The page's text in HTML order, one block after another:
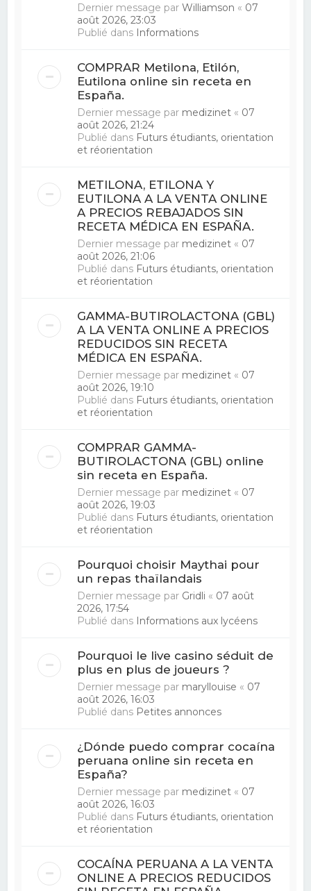
Dernier message parWilliamson « 07
août 2026, 23:03
Publié dans Informations
COMPRAR Metilona, ​​Etilón,
Eutilona online sin receta en
España.
Dernier message par medizinet « 07
août 2026, 21:24
Publié dans Futurs étudiants, orientation
et réorientation
METILONA, ETILONA Y
EUTILONA A LA VENTA ONLINE
A PRECIOS REBAJADOS SIN
RECETA MÉDICA EN ESPAÑA.
Dernier message par medizinet « 07
août 2026, 21:06
Publié dans Futurs étudiants, orientation
et réorientation
GAMMA-BUTIROLACTONA (GBL)
A LA VENTA ONLINE A PRECIOS
REDUCIDOS SIN RECETA
MÉDICA EN ESPAÑA.
Dernier message par medizinet « 07
août 2026, 19:10
Publié dans Futurs étudiants, orientation
et réorientation
COMPRAR GAMMA-
BUTIROLACTONA (GBL) online
sin receta en España.
Dernier message par medizinet « 07
août 2026, 19:03
Publié dans Futurs étudiants, orientation
et réorientation
Pourquoi choisir Maythai pour
un repas thaïlandais
Dernier message par Gridli « 07 août
2026, 17:54
Publié dans Informations aux lycéens
Pourquoi le live casino séduit de
plus en plus de joueurs ?
Dernier message par maryllouise « 07
août 2026, 16:03
Publié dans Petites annonces
¿Dónde puedo comprar cocaína
peruana online sin receta en
España?
Dernier message par medizinet « 07
août 2026, 16:03
Publié dans Futurs étudiants, orientation
et réorientation
COCAÍNA PERUANA A LA VENTA
ONLINE A PRECIOS REDUCIDOS